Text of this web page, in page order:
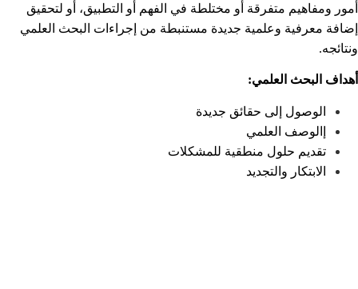
أمور ومفاهيم متفرقة أو مختلطة في الفهم أو التطبيق، أو لتحقيق
إضافة معرفية وعلمية جديدة مستنبطة من إجراءات البحث العلمي
ونتائجه.
هداف البحث العلمي:
الوصول إلى حقائق جديدة
إالوصف العلمي
تقديم حلول منطقية للمشكلات
الابتكار والتجديد